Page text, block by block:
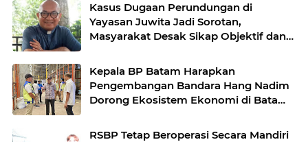
Kasus Dugaan Perundungan di
Yayasan Juwita Jadi Sorotan,
Masyarakat Desak Sikap Objektif dan
Kepala BP Batam Harapkan
Pengembangan Bandara Hang Nadim
Dorong Ekosistem Ekonomi di Batam
RSBP Tetap Beroperasi Secara Mandiri